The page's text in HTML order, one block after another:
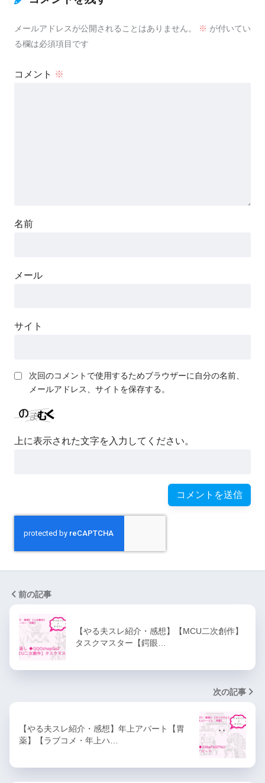
メールアドレスが公開されることはありません。 ※ が付いてい
る欄は必須項目です
コメント ※
名前
メール
サイト
次回のコメントで使用するためブラウザーに自分の名前、
メールアドレス、サイトを保存する。
上に表示された文字を入力してください。
前の記事
【やる夫スレ紹介・感想】【MCU二次創作】
タスクマスター【鍔眼…
次の記事
【やる夫スレ紹介・感想】年上アパート【胃
薬】【ラブコメ・年上ハ…